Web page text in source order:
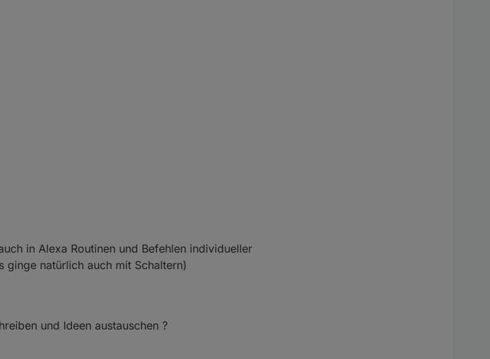
in Alexa Routinen und Befehlen individueller
ginge natürlich auch mit Schaltern)
und Ideen austauschen ?